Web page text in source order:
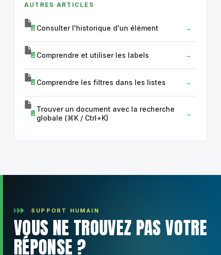
AUTRES ARTICLES
Consulter l'historique d'un élément
Comprendre et utiliser les labels
Comprendre les filtres dans les listes
Trouver un document avec la recherche
globale (⌘K / Ctrl+K)
SUPPORT HUMAIN
VOUS NE TROUVEZ PAS VOTRE
RÉPONSE ?